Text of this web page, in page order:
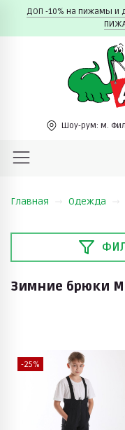
ДОП -10% на пижамы
Шоу-рум: м.
Главная Одежда
Зимние брюки
-25%